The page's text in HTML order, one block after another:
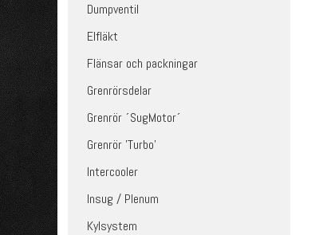
Dumpventil
Elfläkt
Flänsar och packningar
Grenrörsdelar
Grenrör ´SugMotor´
Grenrör 'Turbo'
Intercooler
Insug / Plenum
Kylsystem